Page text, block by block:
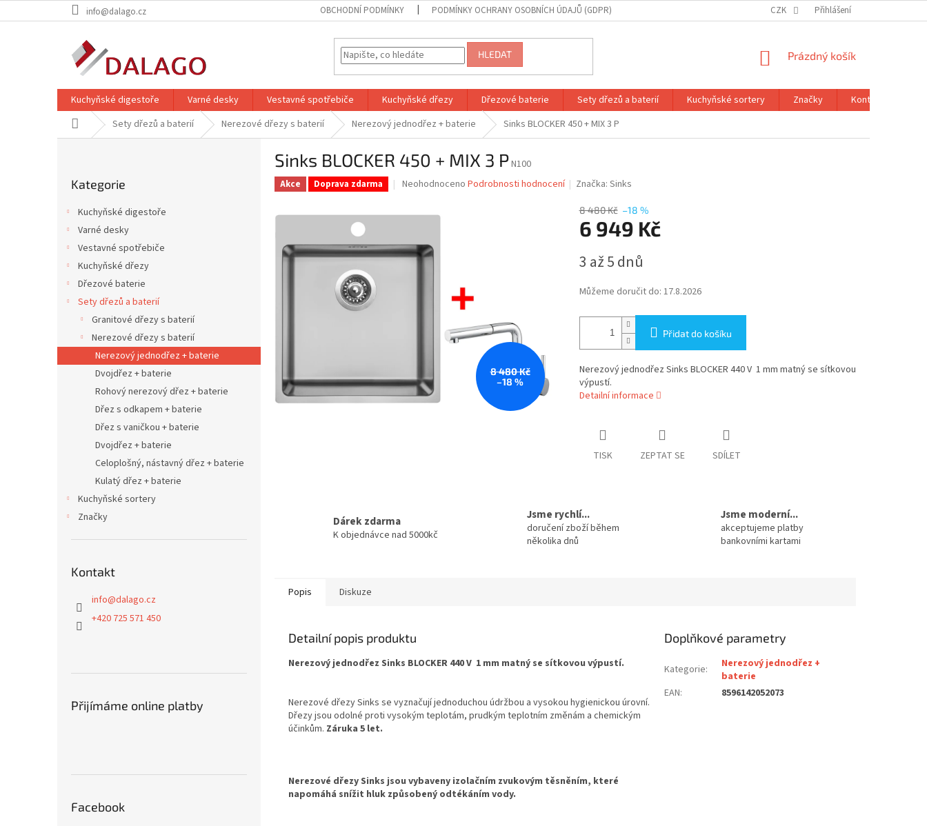
na
info@dalago.cz OBCHODNÍ PODMÍNKY PODMÍNKY OCHRANY OSOBNÍCH ÚDAJŮ (GDPR) CZK Přihlášení
HLEDAT
NÁKUPNÍ
Prázdný košík
Kuchyňské digestoře Varné desky Vestavné spotřebiče Kuchyňské dřezy Dřezové baterie Sety dřezů a baterií Kuchyňské sortery Značky Kontakty
Domů Sety dřezů a baterií Nerezové dřezy s baterií Nerezový jednodřez + baterie Sinks BLOCKER 450 + MIX 3 P
l
kategorie
Kategorie
Kuchyňské digestoře
Varné desky
Vestavné spotřebiče
Kuchyňské dřezy
Dřezové baterie
Sety dřezů a baterií
Granitové dřezy s baterií
Nerezové dřezy s baterií
Nerezový jednodřez + baterie
Dvojdřez + baterie
Rohový nerezový dřez + baterie
Dřez s odkapem + baterie
Dřez s vaničkou + baterie
Dvojdřez + baterie
Celoplošný, nástavný dřez + baterie
Kulatý dřez + baterie
Kuchyňské sortery
Značky
Kontakt
info@dalago.cz
+420 725 571 450
Přijímáme online platby
Facebook
Sinks BLOCKER 450 + MIX 3 PN100
Akce Doprava zdarma
Průměrné
z
5
Neohodnoceno Podrobnosti hodnocení Značka:Sinks
8 480 Kč
–18 %
8 480 Kč –18 %
6 949 Kč
cena:
3 až 5 dnů
Můžeme doručit do: 17.8.2026
Přidat do košíku
Nerezový jednodřez Sinks BLOCKER 440 V 1 mm matný se sítkovou
výpustí.
Detailní informace
TISK ZEPTAT SE SDÍLET
Dárek zdarma
K objednávce nad 5000kč
Jsme rychlí...
doručení zboží během
několika dnů
Jsme moderní...
akceptujeme platby
bankovními kartami
Popis Diskuze
Detailní popis produktu
Nerezový jednodřez Sinks BLOCKER 440 V 1 mm matný se sítkovou výpustí.
Nerezové dřezy Sinks se vyznačují jednoduchou údržbou a vysokou hygienickou úrovní.
Dřezy jsou odolné proti vysokým teplotám, prudkým teplotním změnám a chemickým
účinkům. Záruka 5 let.
Nerezové dřezy Sinks jsou vybaveny izolačním zvukovým těsněním, které
napomáhá snížit hluk způsobený odtékáním vody.
Doplňkové parametry
Kategorie:
Nerezový jednodřez +
baterie
EAN: 8596142052073